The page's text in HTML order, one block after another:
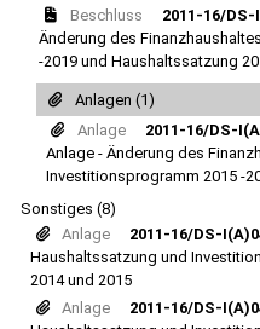
Beschluss
2011-16/DS-
Änderung des
-2019 und Haushaltssatzung
Anlagen (1)
Anlage
2011-16/DS-
Anlage - Änderung des
Investitionsprogramm 2015 -
Sonstiges (8)
Anlage
2011-16/DS-
Haushaltssatzung und
2014 und 2015
Anlage
2011-16/DS-